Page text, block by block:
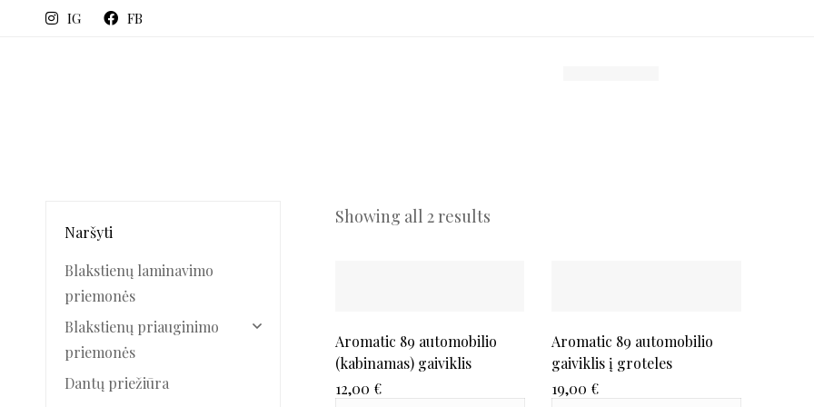
IG FB
Naršyti
Blakstienų laminavimo
priemonės
Blakstienų priauginimo
priemonės
Dantų priežiūra
Showing all 2 results
Aromatic 89 automobilio
(kabinamas) gaiviklis
12,00 €
Aromatic 89 automobilio
gaiviklis į groteles
19,00 €